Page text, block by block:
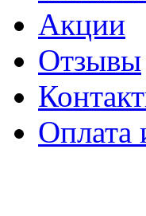
Акции
Отзывы
Оплата